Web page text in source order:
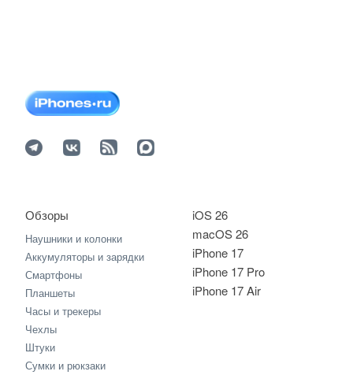
iOS 26
macOS 26
iPhone 17
iPhone 17 Pro
iPhone 17 Air
Обзоры
Наушники и колонки
Аккумуляторы и зарядки
Смартфоны
Планшеты
Часы и трекеры
Чехлы
Штуки
Сумки и рюкзаки